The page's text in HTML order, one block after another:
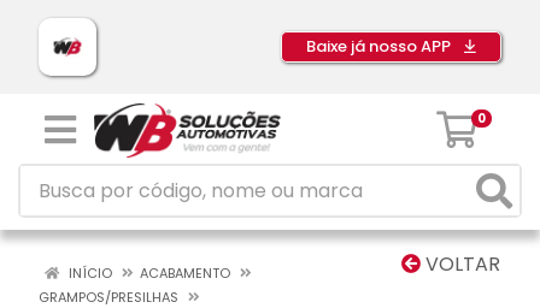
Baixe já nosso APP
0
VOLTAR
INÍCIO
ACABAMENTO
GRAMPOS/PRESILHAS